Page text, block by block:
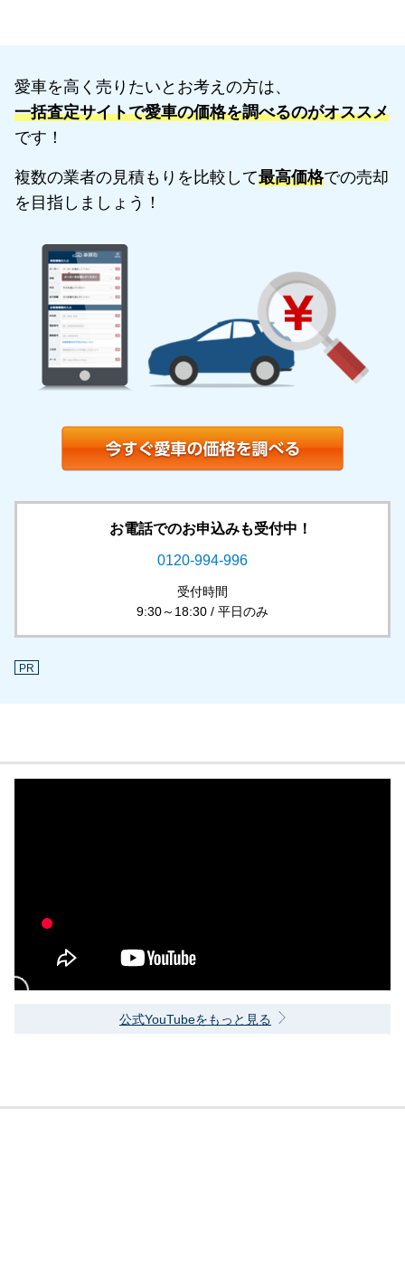
愛車を高く売りたいとお考えの方は、
一括査定サイトで愛車の価格を調べるのがオススメ
です！
複数の業者の見積もりを比較して最高価格での売却
を目指しましょう！
お電話でのお申込みも受付中！
0120-994-996
受付時間
9:30～18:30 / 平日のみ
PR
公式YouTubeをもっと見る